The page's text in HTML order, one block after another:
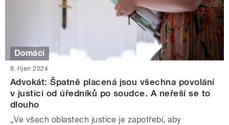
Domácí
9. říjen 2024
Advokát: Špatně placená jsou všechna povolání
v justici od úředníků po soudce. A neřeší se to
dlouho
„Ve všech oblastech justice je zapotřebí, aby